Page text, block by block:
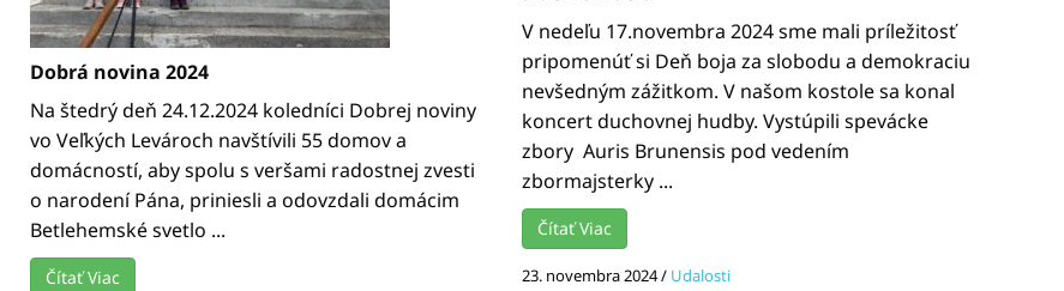
Dobrá novina 2024
Na štedrý deň 24.12.2024 koledníci Dobrej noviny
vo Veľkých Levároch navštívili 55 domov a
domácností, aby spolu s veršami radostnej zvesti
o narodení Pána, priniesli a odovzdali domácim
Betlehemské svetlo ...
Čítať Viac
V nedeľu 17.novembra 2024 sme mali príležitosť
pripomenúť si Deň boja za slobodu a demokraciu
nevšedným zážitkom. V našom kostole sa konal
koncert duchovnej hudby. Vystúpili spevácke
zbory Auris Brunensis pod vedením
zbormajsterky ...
Čítať Viac
23. novembra 2024/ Udalosti